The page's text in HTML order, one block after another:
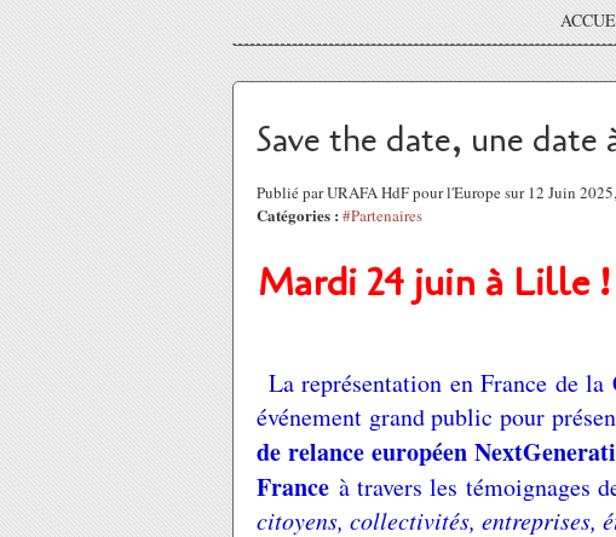
Save the date, une date
Publié par URAFA HdF pour l'Europe sur 12 Juin
Catégories : #Partenaires
Mardi 24 juin à Lille !
La représentation en France de la
événement grand public pour
de relance européen
Franceà travers les témoignages
citoyens, collectivités, entreprises,